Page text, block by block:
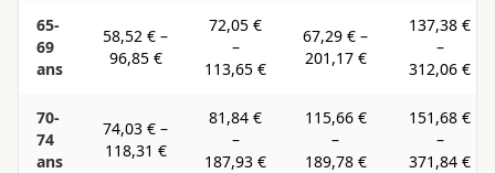
65-
69
ans
58,52 € –
96,85 €
72,05 €
–
113,65 €
67,29 € –
201,17 €
137,38 €
–
312,06 €
70-
74
ans
74,03 € –
118,31 €
81,84 €
–
187,93 €
115,66 €
–
189,78 €
151,68 €
–
371,84 €